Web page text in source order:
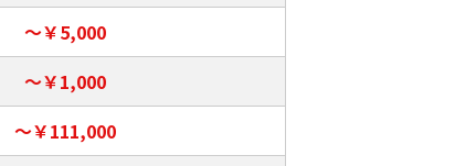
～￥5,000
～￥1,000
～￥111,000